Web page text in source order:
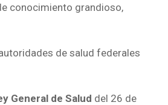
conocimiento grandioso,
de salud federales
General de Salud del 26 de